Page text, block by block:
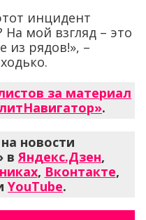
инцидент
мой взгляд – это
из рядов!», –
за материал
.
новости
вЯндекс.Дзен,
, Вконтакте,
YouTube.